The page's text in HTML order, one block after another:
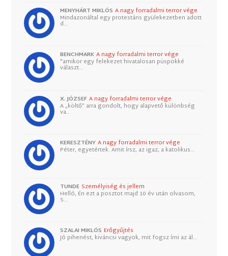
MENYHÁRT MIKLÓS A nagy forradalmi terror vége
Mindazonáltal egy protestáns gyülekezetben adott
d…
BENCHMARK A nagy forradalmi terror vége
"amikor egy felekezet hivatalosan püspökké
választ…
X. JÓZSEF A nagy forradalmi terror vége
A „költő” arra gondolt, hogy alapvető különbség
va…
KERESZTÉNY A nagy forradalmi terror vége
Péter, egyetértek. Amit írsz, az igaz, a katolikus…
TUNDE Személyiség és jellem
Helló, Én ezt a posztot majd 10 év után olvasom,
S…
SZALAI MIKLÓS Erőgyűjtés
Jó pihenést, kiváncsi vagyok, mit fogsz írni az ál…